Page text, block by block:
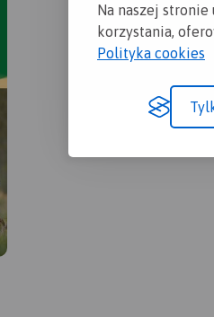
Na naszej
korzystania,
Polityka cookies